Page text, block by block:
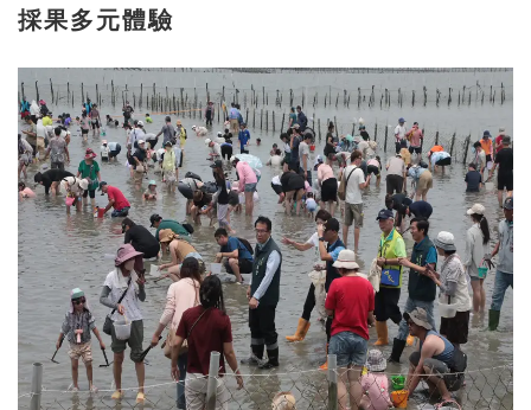
採果多元體驗